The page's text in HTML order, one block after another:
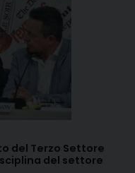
del Terzo Settore
del settore